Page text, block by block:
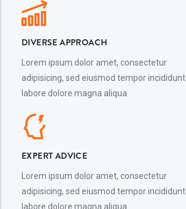
DIVERSE APPROACH
Lorem ipsum dolor amet, consectetur
adipisicing, sed eiusmod tempor incididunt
labore dolore magna aliqua.
EXPERT ADVICE
Lorem ipsum dolor amet, consectetur
adipisicing, sed eiusmod tempor incididunt
labore dolore magna aliqua.